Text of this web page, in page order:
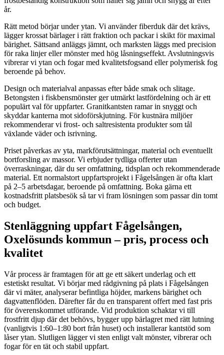
år.
Rätt metod börjar under ytan. Vi använder fiberduk där det krävs,
lägger krossat bärlager i rätt fraktion och packar i skikt för maximal
bärighet. Sättsand anläggs jämnt, och marksten läggs med precision
för raka linjer eller mönster med hög låsningseffekt. Avslutningsvis
vibrerar vi ytan och fogar med kvalitetsfogsand eller polymerisk fog
beroende på behov.
Design och materialval anpassas efter både smak och slitage.
Betongsten i fiskbensmönster ger utmärkt lastfördelning och är ett
populärt val för uppfarter. Granitkantsten ramar in snyggt och
skyddar kanterna mot sidoförskjutning. För kustnära miljöer
rekommenderar vi frost- och saltresistenta produkter som tål
växlande väder och isrivning.
Priset påverkas av yta, markförutsättningar, material och eventuellt
bortforsling av massor. Vi erbjuder tydliga offerter utan
överraskningar, där du ser omfattning, tidsplan och rekommenderade
material. Ett normalstort uppfartsprojekt i Fågelsången är ofta klart
på 2–5 arbetsdagar, beroende på omfattning. Boka gärna ett
kostnadsfritt platsbesök så tar vi fram lösningen som passar din tomt
och budget.
Stenläggning uppfart Fågelsången,
Oxelösunds kommun – pris, process och
kvalitet
Vår process är framtagen för att ge ett säkert underlag och ett
estetiskt resultat. Vi börjar med rådgivning på plats i Fågelsången
där vi mäter, analyserar befintliga höjder, markens bärighet och
dagvattenflöden. Därefter får du en transparent offert med fast pris
för överenskommet utförande. Vid produktion schaktar vi till
frostfritt djup där det behövs, bygger upp bärlagret med rätt lutning
(vanligtvis 1:60–1:80 bort från huset) och installerar kantstöd som
låser ytan. Slutligen lägger vi sten enligt valt mönster, vibrerar och
fogar för en tät och stabil uppfart.